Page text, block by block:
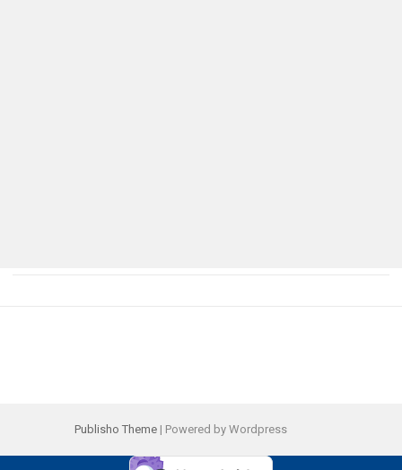
Publisho Theme | Powered by Wordpress